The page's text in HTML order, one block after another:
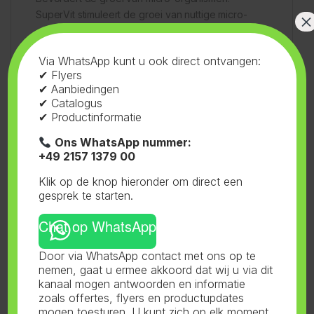
SuperVit stimuleert de groei van nuttige micro-
organismen in het substraat, wat de samenwerking
tussen plant, bodem en micro-organismen
verbetert.
Tijd- en energiebesparend:
Dankzij de voorgefabriceerde bouwstenen
kunnen planten bepaalde stappen in hun
stofwisseling overslaan, wat leidt tot een
Waarom Hesi SuperVit gebruiken?
Hesi SuperVit is een onmisbare toevoeging aan je
kweekroutine, of je nu een beginner bent of een
ervaren kweker. Het biedt een eenvoudige en
effectieve manier om de gezondheid, vitaliteit en
weerstand van je planten te verbeteren. Met
Via WhatsApp kunt u ook direct ontvangen:
✔ Flyers
✔ Aanbiedingen
✔ Catalogus
✔ Productinformatie
Ons WhatsApp nummer:
+49 2157 1379 00
Klik op de knop hieronder om direct een
gesprek te starten.
Chat op WhatsApp
Door via WhatsApp contact met ons op te
nemen, gaat u ermee akkoord dat wij u via dit
kanaal mogen antwoorden en informatie
zoals offertes, flyers en productupdates
×